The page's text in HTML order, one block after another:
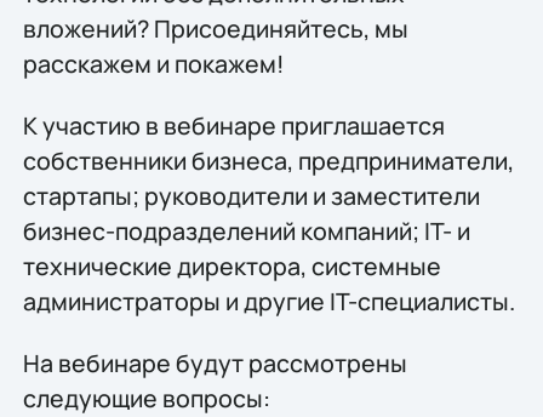
вложений? Присоединяйтесь, мы
расскажем и покажем!
К участию в вебинаре приглашается
собственники бизнеса, предприниматели,
стартапы; руководители и заместители
бизнес-подразделений компаний; IT- и
технические директора, системные
администраторы и другие IT-специалисты.
На вебинаре будут рассмотрены
следующие вопросы: